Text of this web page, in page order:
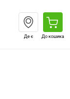
Де є До кошика